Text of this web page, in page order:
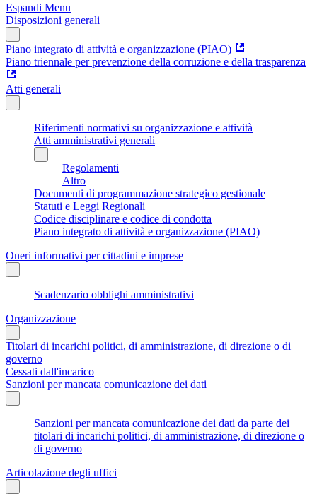
Espandi Menu
Disposizioni generali
Piano integrato di attività e organizzazione (PIAO)
Piano triennale per prevenzione della corruzione e della trasparenza
Atti generali
Riferimenti normativi su organizzazione e attività
Atti amministrativi generali
Regolamenti
Altro
Documenti di programmazione strategico gestionale
Statuti e Leggi Regionali
Codice disciplinare e codice di condotta
Piano integrato di attività e organizzazione (PIAO)
Oneri informativi per cittadini e imprese
Scadenzario obblighi amministrativi
Organizzazione
Titolari di incarichi politici, di amministrazione, di direzione o di
governo
Cessati dall'incarico
Sanzioni per mancata comunicazione dei dati
Sanzioni per mancata comunicazione dei dati da parte dei
titolari di incarichi politici, di amministrazione, di direzione o
di governo
Articolazione degli uffici